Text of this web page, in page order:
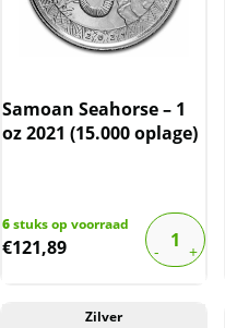
Samoan Seahorse – 1
oz 2021 (15.000 oplage)
6stuks op voorraad
€121,89
Zilver